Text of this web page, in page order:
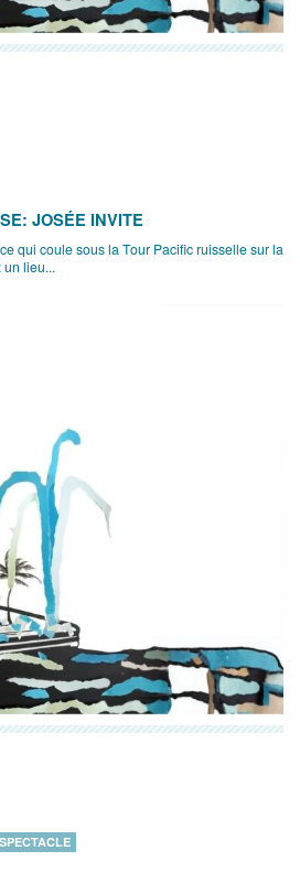
JOSÉE INVITE
qui coule sous la Tour Pacific ruisselle sur la
lieu...
SPECTACLE